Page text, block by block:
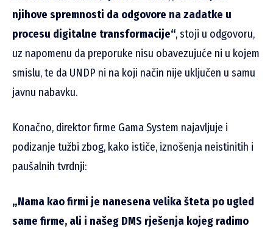
njihove spremnosti da odgovore na zadatke u
procesu digitalne transformacije“, stoji u odgovoru,
uz napomenu da preporuke nisu obavezujuće ni u kojem
smislu, te da UNDP ni na koji način nije uključen u samu
javnu nabavku.
Konačno, direktor firme Gama System najavljuje i
podizanje tužbi zbog, kako ističe, iznošenja neistinitih i
paušalnih tvrdnji:
„Nama kao firmi je nanesena velika šteta po ugled
same firme, ali i našeg DMS rješenja kojeg radimo